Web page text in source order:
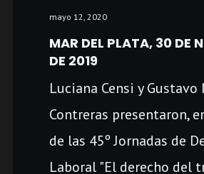
mayo 12, 2020
MAR DEL PLATA, 30 DE
DE 2019
Luciana Censi y Gustavo
Contreras presentaron,
de las 45º Jornadas de
Laboral "El derecho del